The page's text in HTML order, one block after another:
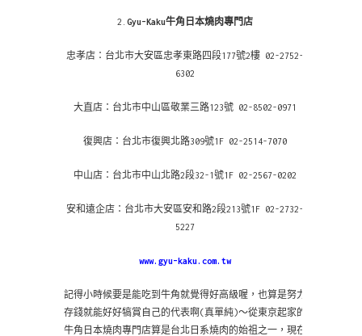
2. Gyu-Kaku牛角日本燒肉專門店
忠孝店：台北市大安區忠孝東路四段177號2樓 02-2752-
6302
大直店：台北市中山區敬業三路123號 02-8502-0971
復興店：台北市復興北路309號1F 02-2514-7070
中山店：台北市中山北路2段32-1號1F 02-2567-0202
安和遠企店：台北市大安區安和路2段213號1F 02-2732-
5227
www.gyu-kaku.com.tw
記得小時候要是能吃到牛角就覺得好高級喔，也算是努力
存錢就能好好犒賞自己的代表啊(真單純)～從東京起家的
牛角日本燒肉專門店算是台北日系燒肉的始祖之一，現在